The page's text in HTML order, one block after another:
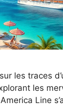
les traces
les
Line